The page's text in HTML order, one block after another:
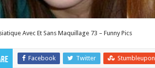
Avec Et Sans Maquillage 73 – Funny Pics
Facebook Twitter Stumbleupon